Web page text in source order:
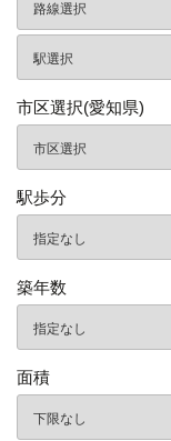
市区選択(愛知県)
駅歩分
築年数
面積